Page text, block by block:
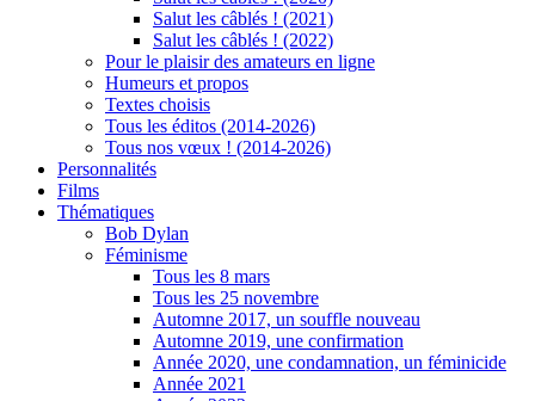
Salut les câblés ! (2021)
Salut les câblés ! (2022)
Pour le plaisir des amateurs en ligne
Humeurs et propos
Textes choisis
Tous les éditos (2014-2026)
Tous nos vœux ! (2014-2026)
Personnalités
Films
Thématiques
Bob Dylan
Féminisme
Tous les 8 mars
Tous les 25 novembre
Automne 2017, un souffle nouveau
Automne 2019, une confirmation
Année 2020, une condamnation, un féminicide
Année 2021